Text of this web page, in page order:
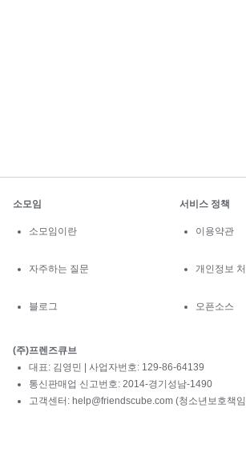
소모임
소모임이란
자주하는 질문
블로그
서비스 정책
이용약관
개인정보
오픈소스
(주)프렌즈큐브
대표: 김영민 | 사업자번호: 129-86-64139
통신판매업 신고번호: 2014-경기성남-1490
고객센터: help@friendscube.com (청소년보호책